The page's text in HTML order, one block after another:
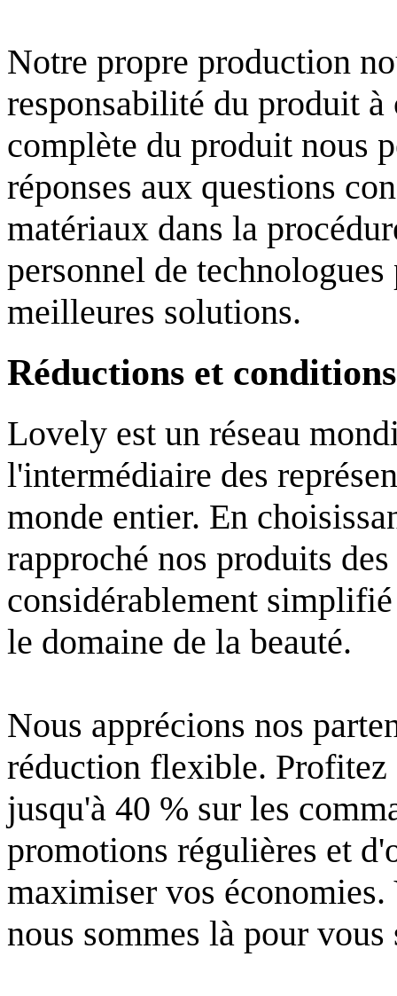
Notre propre production
responsabilité du produit à
complète du produit nous
réponses aux questions
matériaux dans la
personnel de
meilleures solutions.
Réductions et conditions
Lovely est un réseau
l'intermédiaire des
monde entier. En
rapproché nos produits
considérablement
le domaine de la beauté.
Nous apprécions nos
réduction flexible. Profitez
jusqu'à 40 % sur les
promotions régulières et
maximiser vos économies.
nous sommes là pour